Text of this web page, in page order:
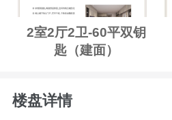
2室2厅2卫-60平双钥
匙（建面）
楼盘详情